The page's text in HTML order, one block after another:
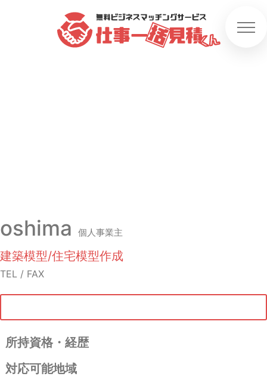
oshima 個人事業主
建築模型/住宅模型作成
TEL / FAX
所持資格・経歴
対応可能地域